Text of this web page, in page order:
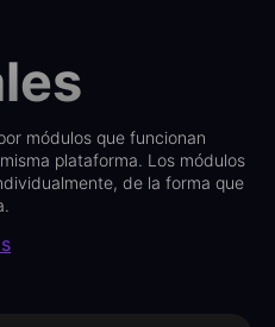
módulos que funcionan
plataforma. Los módulos
de la forma que